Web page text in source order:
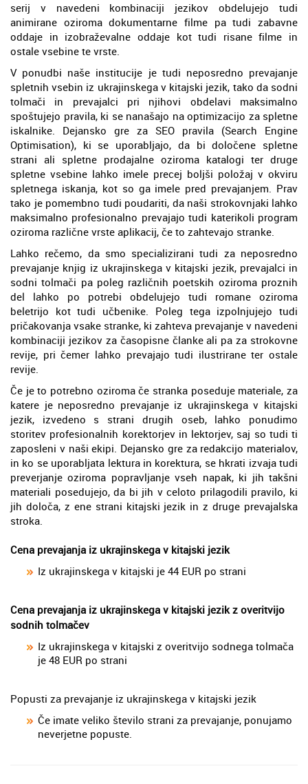
serij v navedeni kombinaciji jezikov obdelujejo tudi
animirane oziroma dokumentarne filme pa tudi zabavne
oddaje in izobraževalne oddaje kot tudi risane filme in
ostale vsebine te vrste.
V ponudbi naše institucije je tudi neposredno prevajanje
spletnih vsebin iz ukrajinskega v kitajski jezik, tako da sodni
tolmači in prevajalci pri njihovi obdelavi maksimalno
spoštujejo pravila, ki se nanašajo na optimizacijo za spletne
iskalnike. Dejansko gre za SEO pravila (Search Engine
Optimisation), ki se uporabljajo, da bi določene spletne
strani ali spletne prodajalne oziroma katalogi ter druge
spletne vsebine lahko imele precej boljši položaj v okviru
spletnega iskanja, kot so ga imele pred prevajanjem. Prav
tako je pomembno tudi poudariti, da naši strokovnjaki lahko
maksimalno profesionalno prevajajo tudi katerikoli program
oziroma različne vrste aplikacij, če to zahtevajo stranke.
Lahko rečemo, da smo specializirani tudi za neposredno
prevajanje knjig iz ukrajinskega v kitajski jezik, prevajalci in
sodni tolmači pa poleg različnih poetskih oziroma proznih
del lahko po potrebi obdelujejo tudi romane oziroma
beletrijo kot tudi učbenike. Poleg tega izpolnjujejo tudi
pričakovanja vsake stranke, ki zahteva prevajanje v navedeni
kombinaciji jezikov za časopisne članke ali pa za strokovne
revije, pri čemer lahko prevajajo tudi ilustrirane ter ostale
revije.
Če je to potrebno oziroma če stranka poseduje materiale, za
katere je neposredno prevajanje iz ukrajinskega v kitajski
jezik, izvedeno s strani drugih oseb, lahko ponudimo
storitev profesionalnih korektorjev in lektorjev, saj so tudi ti
zaposleni v naši ekipi. Dejansko gre za redakcijo materialov,
in ko se uporabljata lektura in korektura, se hkrati izvaja tudi
preverjanje oziroma popravljanje vseh napak, ki jih takšni
materiali posedujejo, da bi jih v celoto prilagodili pravilo, ki
jih določa, z ene strani kitajski jezik in z druge prevajalska
stroka.
Cena prevajanja iz ukrajinskega v kitajski jezik
Iz ukrajinskega v kitajski je 44 EUR po strani
Cena prevajanja iz ukrajinskega v kitajski jezik z overitvijo
sodnih tolmačev
Iz ukrajinskega v kitajski z overitvijo sodnega tolmača
je 48 EUR po strani
Popusti za prevajanje iz ukrajinskega v kitajski jezik
Če imate veliko število strani za prevajanje, ponujamo
neverjetne popuste.